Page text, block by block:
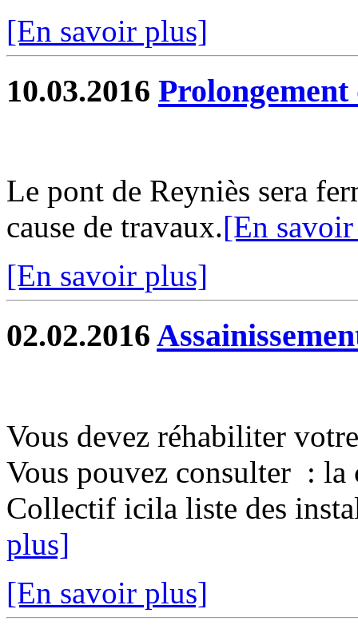
[En savoir plus]
10.03.2016
Le pont de Reyniès sera
cause de travaux.[En
[En savoir plus]
02.02.2016
Vous devez réhabiliter
Vous pouvez consulter : la
Collectif icila liste des
plus]
[En savoir plus]